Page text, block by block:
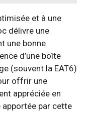
et à une
délivre une
une bonne
d’une boîte
(souvent la EAT6)
offrir une
appréciée en
par cette